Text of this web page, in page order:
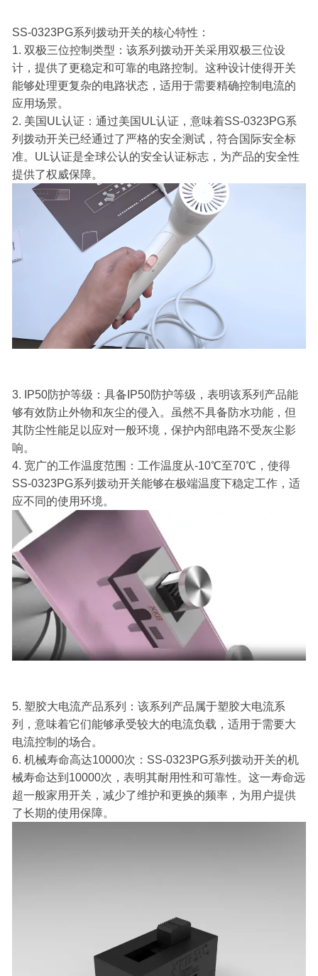
SS-0323PG系列拨动开关的核心特性：
1. 双极三位控制类型：该系列拨动开关采用双极三位设
计，提供了更稳定和可靠的电路控制。这种设计使得开关
能够处理更复杂的电路状态，适用于需要精确控制电流的
应用场景。
2. 美国UL认证：通过美国UL认证，意味着SS-0323PG系
列拨动开关已经通过了严格的安全测试，符合国际安全标
准。UL认证是全球公认的安全认证标志，为产品的安全性
提供了权威保障。
3. IP50防护等级：具备IP50防护等级，表明该系列产品能
够有效防止外物和灰尘的侵入。虽然不具备防水功能，但
其防尘性能足以应对一般环境，保护内部电路不受灰尘影
响。
4. 宽广的工作温度范围：工作温度从-10℃至70℃，使得
SS-0323PG系列拨动开关能够在极端温度下稳定工作，适
应不同的使用环境。
5. 塑胶大电流产品系列：该系列产品属于塑胶大电流系
列，意味着它们能够承受较大的电流负载，适用于需要大
电流控制的场合。
6. 机械寿命高达10000次：SS-0323PG系列拨动开关的机
械寿命达到10000次，表明其耐用性和可靠性。这一寿命远
超一般家用开关，减少了维护和更换的频率，为用户提供
了长期的使用保障。